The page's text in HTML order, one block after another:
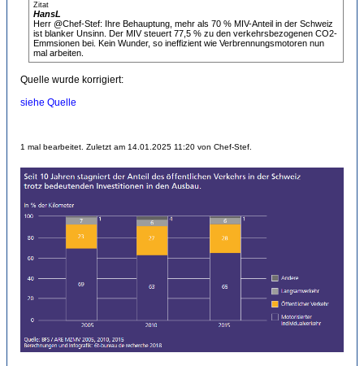
Zitat
HansL
Herr @Chef-Stef: Ihre Behauptung, mehr als 70 % MIV-Anteil in der Schweiz
ist blanker Unsinn. Der MIV steuert 77,5 % zu den verkehrsbezogenen CO2-
Emmsionen bei. Kein Wunder, so ineffizient wie Verbrennungsmotoren nun
mal arbeiten.
Quelle wurde korrigiert:
siehe Quelle
1 mal bearbeitet. Zuletzt am 14.01.2025 11:20 von Chef-Stef.